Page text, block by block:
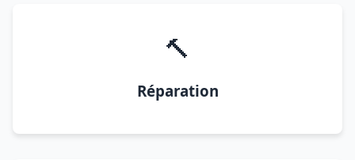
🔨
Réparation